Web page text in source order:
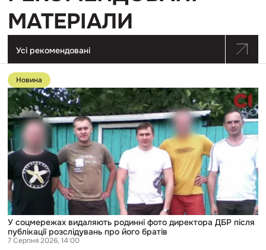
МАТЕРІАЛИ
Усі рекомендовані
Перейти
до
публікації
соцмережах
видаляють
родинні
фото
директора
ДБР
після
публікації
розслідувань
про
його
братів
Новина
У соцмережах видаляють родинні фото директора ДБР після
публікації розслідувань про його братів
7 Серпня 2026, 14:00